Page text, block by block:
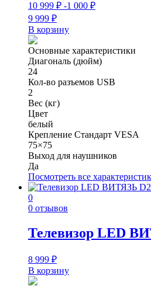
10 999 ₽ -1 000 ₽
9 999 ₽
В корзину
Основные характеристики
Диагональ (дюйм)
24
Кол-во разъемов USB
2
Вес (кг)
Цвет
белый
Крепление Стандарт VESA
75×75
Выход для наушников
Да
Посмотреть все
0
0 отзывов
Телевизор LED
8 999 ₽
В корзину